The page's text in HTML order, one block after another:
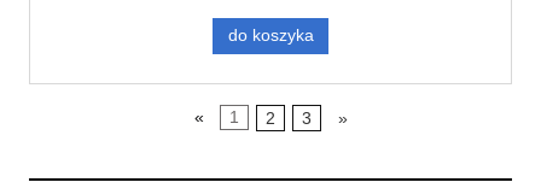
do koszyka
« 1 2 3 »